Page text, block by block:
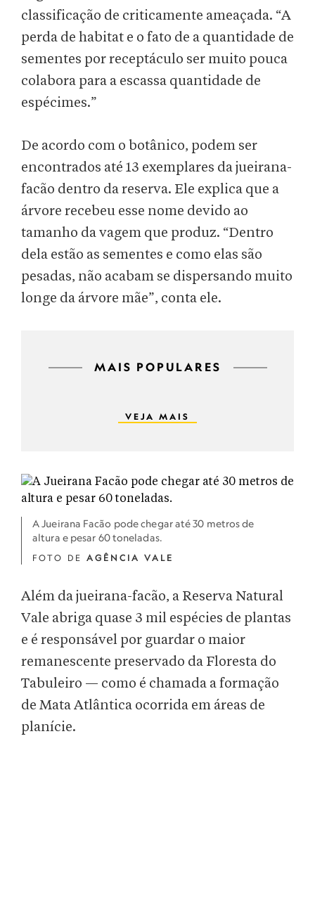
classificação de criticamente ameaçada. “A
perda de habitat e o fato de a quantidade de
sementes por receptáculo ser muito pouca
colabora para a escassa quantidade de
espécimes.”
De acordo com o botânico, podem ser
encontrados até 13 exemplares da jueirana-
facão dentro da reserva. Ele explica que a
árvore recebeu esse nome devido ao
tamanho da vagem que produz. “Dentro
dela estão as sementes e como elas são
pesadas, não acabam se dispersando muito
longe da árvore mãe”, conta ele.
MAIS POPULARES
VEJA MAIS
A Jueirana Facão pode chegar até 30 metros de
altura e pesar 60 toneladas.
FOTO DE AGÊNCIA VALE
Além da jueirana-facão, a Reserva Natural
Vale abriga quase 3 mil espécies de plantas
e é responsável por guardar o maior
remanescente preservado da Floresta do
Tabuleiro — como é chamada a formação
de Mata Atlântica ocorrida em áreas de
planície.